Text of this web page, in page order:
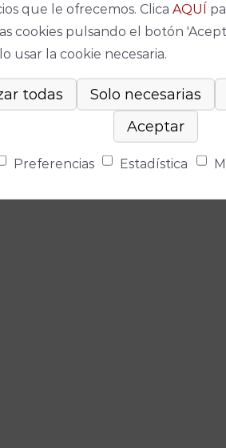
que le ofrecemos. Clica AQUÍ
cookies pulsando el botón
usar la cookie necesaria.
Preferencias Estadística